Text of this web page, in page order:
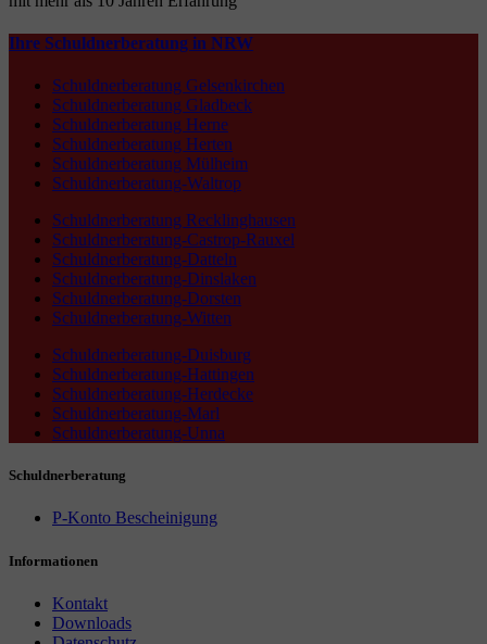
Ihre Schuldnerberatung in NRW
Schuldnerberatung Gelsenkirchen
Schuldnerberatung Gladbeck
Schuldnerberatung Herne
Schuldnerberatung Herten
Schuldnerberatung Mülheim
Schuldnerberatung-Waltrop
Schuldnerberatung Recklinghausen
Schuldnerberatung-Castrop-Rauxel
Schuldnerberatung-Datteln
Schuldnerberatung-Dinslaken
Schuldnerberatung-Dorsten
Schuldnerberatung-Witten
Schuldnerberatung-Duisburg
Schuldnerberatung-Hattingen
Schuldnerberatung-Herdecke
Schuldnerberatung-Marl
Schuldnerberatung-Unna
Schuldnerberatung
P-Konto Bescheinigung
Informationen
Kontakt
Downloads